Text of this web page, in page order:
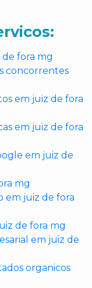
de fora mg
concorrentes
em juiz de fora
em juiz de fora
em juiz de
mg
em juiz de fora
de fora mg
em juiz de
organicos